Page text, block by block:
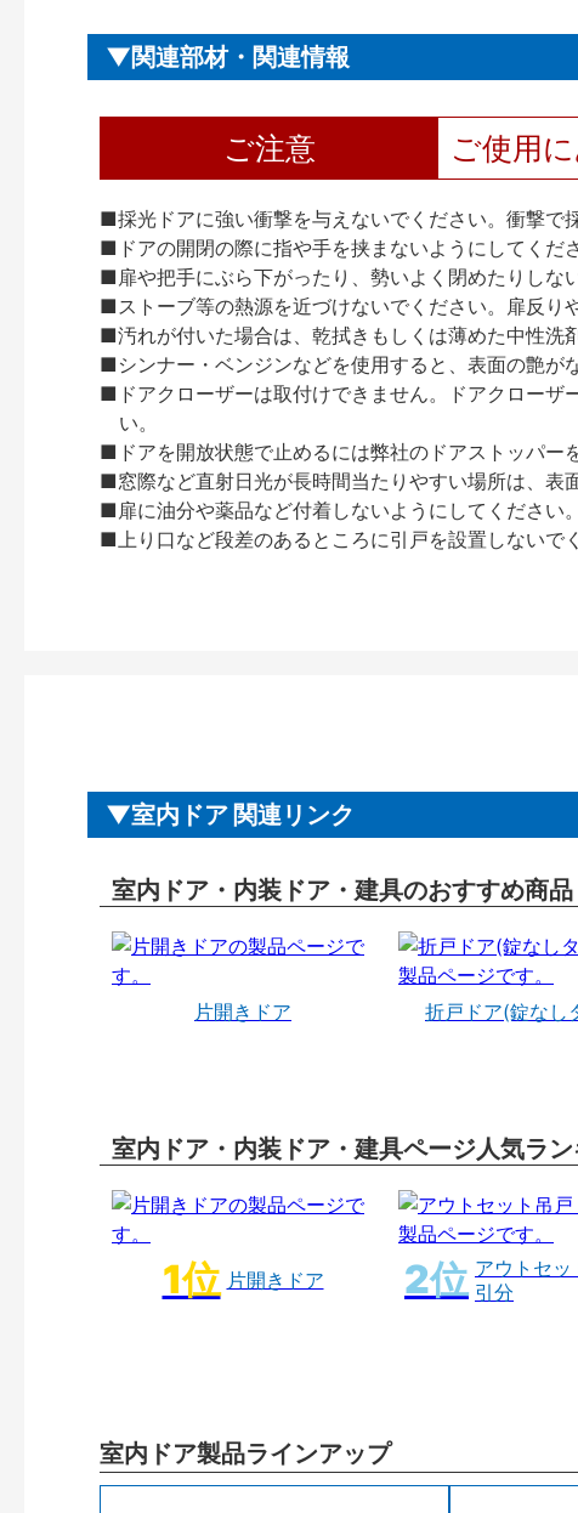
関連部材・関連情報
ご注意 ご使用
■採光ドアに強い衝撃を与えないでください。衝撃で
■ドアの開閉の際に指や手を挟まないようにしてくださ
■扉や把手にぶら下がったり、勢いよく閉めたりしな
■ストーブ等の熱源を近づけないでください。扉反り
■汚れが付いた場合は、乾拭きもしくは薄めた中性洗
■シンナー・ベンジンなどを使用すると、表面の艶が
■ドアクローザーは取付けできません。ドアクローザ
い。
■ドアを開放状態で止めるには弊社のドアストッパー
■窓際など直射日光が長時間当たりやすい場所は、表
■扉に油分や薬品など付着しないようにしてください
■上り口など段差のあるところに引戸を設置しないで
室内ドア 関連リンク
室内ドア・内装ドア・建具のおすすめ商品
片開きドア 折戸ドア(錠なし
室内ドア・内装ドア・建具ページ人気ラ
片開きドア
アウトセッ
引分
室内ドア製品ラインアップ